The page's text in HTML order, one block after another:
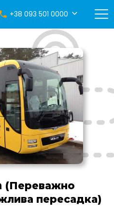
+38 093 501 0000
(Переважно
пересадка)